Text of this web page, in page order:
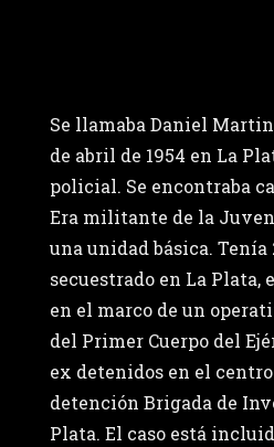
Se llamaba Daniel
de abril de 1954 en La
policial. Se encontraba
Era militante de la
una unidad básica. Tenía
secuestrado en La Plata,
en el marco de un
del Primer Cuerpo del
ex detenidos en el
detención Brigada de
Plata. El caso está